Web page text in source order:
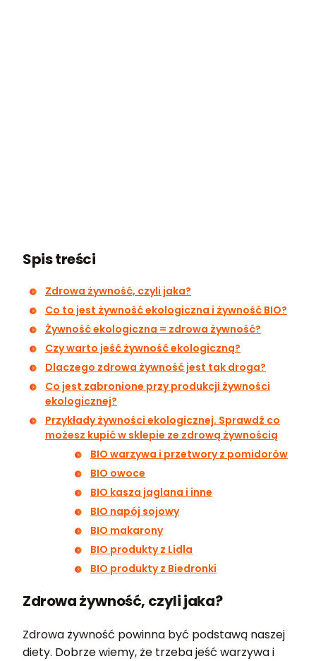
Spis treści
Zdrowa żywność, czyli jaka?
Co to jest żywność ekologiczna i żywność BIO?
Żywność ekologiczna = zdrowa żywność?
Czy warto jeść żywność ekologiczną?
Dlaczego zdrowa żywność jest tak droga?
Co jest zabronione przy produkcji żywności
ekologicznej?
Przykłady żywności ekologicznej. Sprawdź co
możesz kupić w sklepie ze zdrową żywnością
BIO warzywa i przetwory z pomidorów
BIO owoce
BIO kasza jaglana i inne
BIO napój sojowy
BIO makarony
BIO produkty z Lidla
BIO produkty z Biedronki
Zdrowa żywność, czyli jaka?
Zdrowa żywność powinna być podstawą naszej
diety. Dobrze wiemy, że trzeba jeść warzywa i